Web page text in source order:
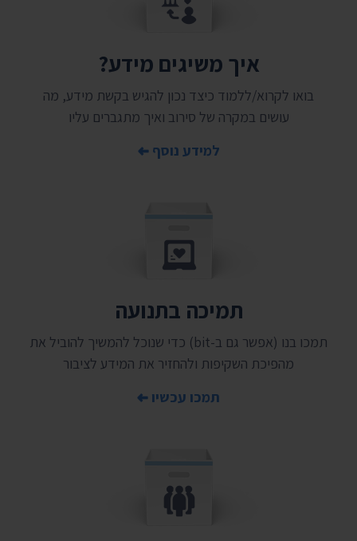
איך משיגים מידע?
בואו לקרוא/ללמוד כיצד נכון להגיש בקשת מידע, מה
עושים במקרה של סירוב ואיך מתגברים עליו
למידע נוסף
תמיכה בתנועה
תמכו בנו (אפשר גם ב-bit) כדי שנוכל להמשיך להוביל את
מהפיכת השקיפות ולהחזיר את המידע לציבור
תמכו עכשיו